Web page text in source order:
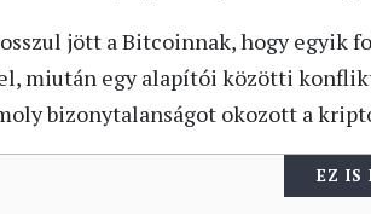
jött a Bitcoinnak, hogy egyik
miután egy alapítói közötti
bizonytalanságot okozott a
EZ IS